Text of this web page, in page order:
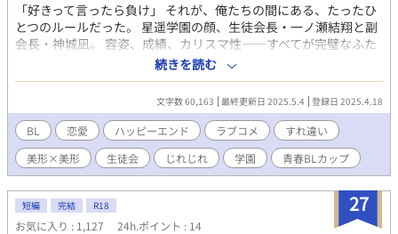
「好きって言ったら負け」 それが、俺たちの間にある、たったひ
とつのルールだった。 星遥学園の顔、生徒会長・一ノ瀬結翔と副
会長・神城凪。 容姿、成績、カリスマ性――すべてが完璧なふた
りは、周囲から「最強ペア」と呼ばれている。 けれどその内側で
は、日々繰り広げられる仁義なき恋愛頭脳戦があった。 ・さりげ
ない言葉の応酬 ・SNSでの匂わせ合戦 ・触れそうで触れない、静
かな視線の駆け引き 恋してるなんて認めたくない。 でも、相手か
らの“告白”を待ち続けてしまう―― そんなふたりの関係が変わっ
たのは、修学旅行での一夜。 「俺、たぶん君に“負けてもいい”っ
て思いかけてる」 その一言が、沈黙を揺るがし、心の距離を塗り
替えていく。 勝ち負けなんかじゃない、想いのかたちにたどり着
くまで。 これは、美形ふたりの駆け引きまみれなラブコメ戦線、
ついに“終戦”の火蓋が落ちるまでの物語。
続きを読む
文字数 60,163 最終更新日 2025.5.4 登録日 2025.4.18
BL 恋愛 ハッピーエンド ラブコメ
すれ違い
美形×美形
生徒会 じれじれ 学園 青春BLカップ​
27
短編 完結 R18
お気に入り : 1,127 24h.ポイント : 14